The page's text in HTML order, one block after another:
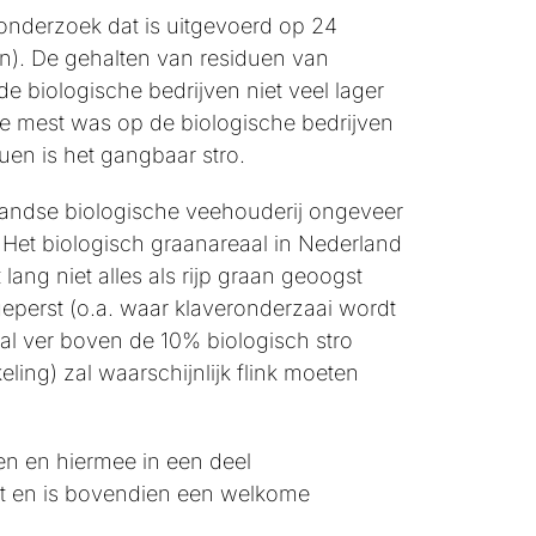
dat is uitgevoerd op 24
De gehalten van residuen van
biologische bedrijven niet veel lager
mest was op de biologische bedrijven
is het gangbaar stro.
biologische veehouderij ongeveer
biologisch graanareaal in Nederland
niet alles als rijp graan geoogst
(o.a. waar klaveronderzaai wordt
ver boven de 10% biologisch stro
zal waarschijnlijk flink moeten
en hiermee in een deel
en is bovendien een welkome